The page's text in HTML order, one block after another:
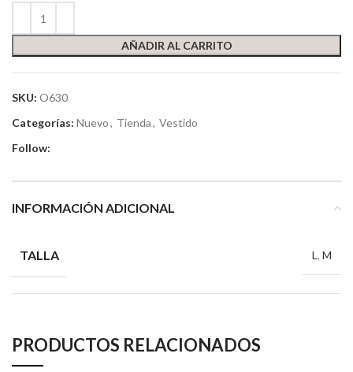
AÑADIR AL CARRITO
SKU: O630
Categorías: Nuevo, Tienda, Vestido
Follow:
INFORMACIÓN ADICIONAL
TALLA L , M
PRODUCTOS RELACIONADOS